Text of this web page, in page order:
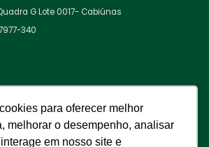
para oferecer melhor
melhorar o desempenho, analisar
em nosso site e
G Lote 0017- Cabiúnas
340